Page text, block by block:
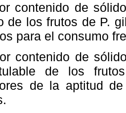
contenido de
de los frutos de P.
para el consumo
contenido de
de los
de la aptitud